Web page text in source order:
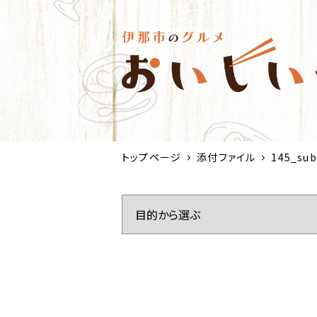
トップページ 添付ファイル 145_sub